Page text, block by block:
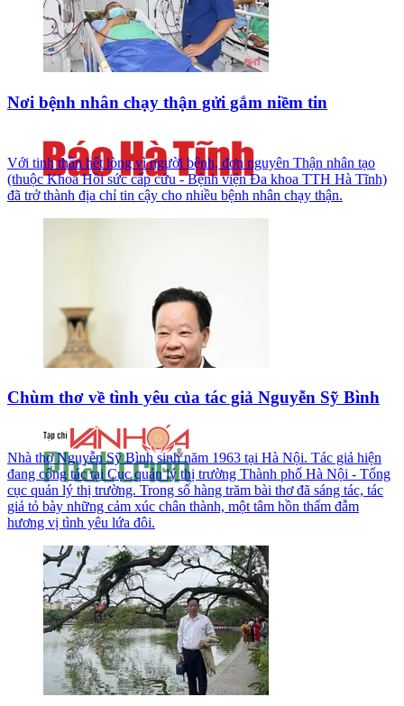
Nơi bệnh nhân chạy thận gửi gắm niềm tin
Với tinh thần hết lòng vì người bệnh, đơn nguyên Thận nhân tạo
(thuộc Khoa Hồi sức cấp cứu - Bệnh viện Đa khoa TTH Hà Tĩnh)
đã trở thành địa chỉ tin cậy cho nhiều bệnh nhân chạy thận.
Chùm thơ về tình yêu của tác giả Nguyễn Sỹ Bình
Nhà thơ Nguyễn Sỹ Bình sinh năm 1963 tại Hà Nội. Tác giả hiện
đang công tác tại Cục quản lý thị trường Thành phố Hà Nội - Tổng
cục quản lý thị trường. Trong số hàng trăm bài thơ đã sáng tác, tác
giả tỏ bày những cảm xúc chân thành, một tâm hồn thấm đẫm
hương vị tình yêu lứa đôi.